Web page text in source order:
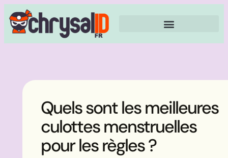
Quels sont les meilleures
culottes menstruelles
pour les règles ?